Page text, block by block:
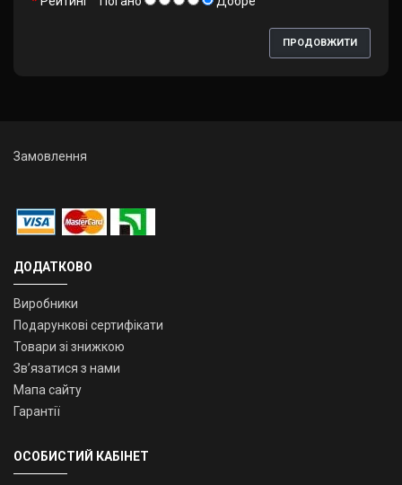
ПРОДОВЖИТИ
Замовлення
ДОДАТКОВО
Виробники
Подарункові сертифікати
Товари зі знижкою
Зв’язатися з нами
Мапа сайту
Гарантії
ОСОБИСТИЙ КАБІНЕТ